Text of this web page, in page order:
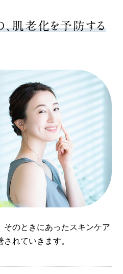
、肌老化を予防する
のときにあったスキンケア
れていきます。